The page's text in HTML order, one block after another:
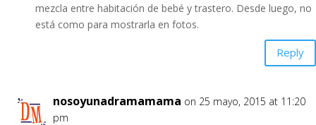
mezcla entre habitación de bebé y trastero. Desde luego, no
está como para mostrarla en fotos.
Reply
nosoyunadramamama on 25 mayo, 2015 at 11:20
pm